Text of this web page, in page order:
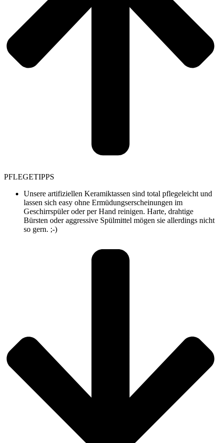
PFLEGETIPPS
Unsere artifiziellen Keramiktassen sind total pflegeleicht und
lassen sich easy ohne Ermüdungserscheinungen im
Geschirrspüler oder per Hand reinigen. Harte, drahtige
Bürsten oder aggressive Spülmittel mögen sie allerdings nicht
so gern. ;-)